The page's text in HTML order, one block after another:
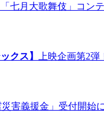
「七月大歌舞伎」コン
クス】
上映企画第2
害義援金」受付開始